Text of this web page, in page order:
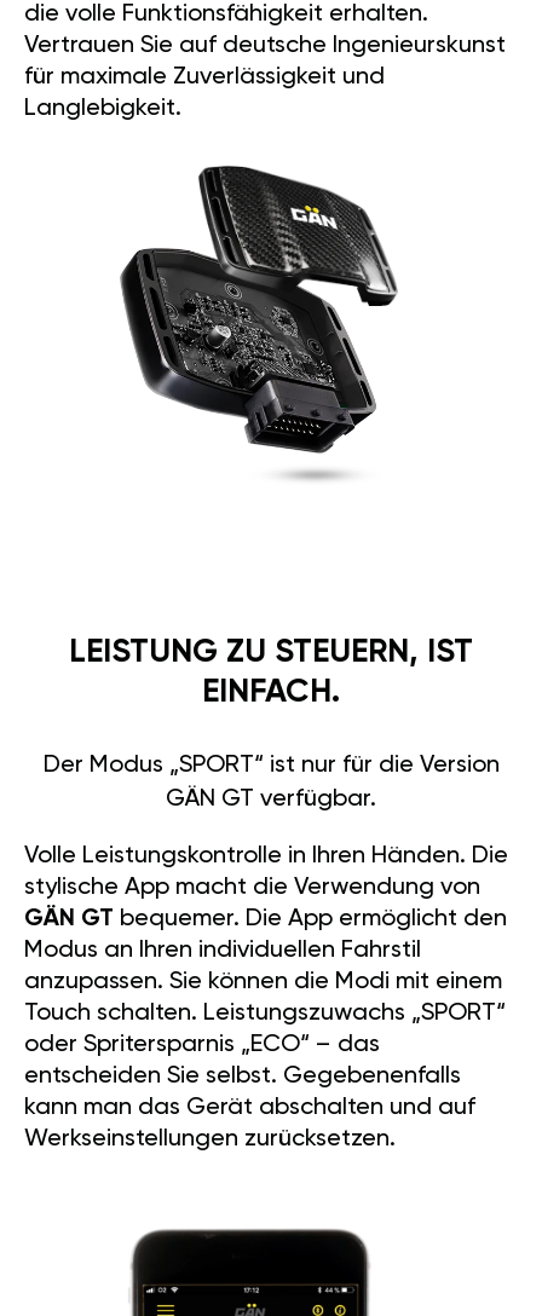
die volle Funktionsfähigkeit erhalten.
Vertrauen Sie auf deutsche Ingenieurskunst
für maximale Zuverlässigkeit und
Langlebigkeit.
LEISTUNG ZU STEUERN, IST
EINFACH.
Der Modus „SPORT“ ist nur für die Version
GÄN GT verfügbar.
Volle Leistungskontrolle in Ihren Händen. Die
stylische App macht die Verwendung von
GÄN GT bequemer. Die App ermöglicht den
Modus an Ihren individuellen Fahrstil
anzupassen. Sie können die Modi mit einem
Touch schalten. Leistungszuwachs „SPORT“
oder Spritersparnis „ECO“ – das
entscheiden Sie selbst. Gegebenenfalls
kann man das Gerät abschalten und auf
Werkseinstellungen zurücksetzen.